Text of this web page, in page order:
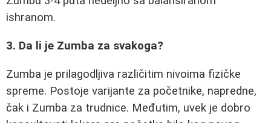
ishranom.
3. Da li je Zumba za svakoga?
Zumba je prilagodljiva različitim nivoima fizičke
spreme. Postoje varijante za početnike, napredne,
čak i Zumba za trudnice. Međutim, uvek je dobro